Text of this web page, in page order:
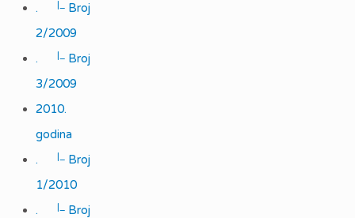
.
|_
Broj
2/2009
.
|_
Broj
3/2009
2010.
godina
.
|_
Broj
1/2010
.
|_
Broj